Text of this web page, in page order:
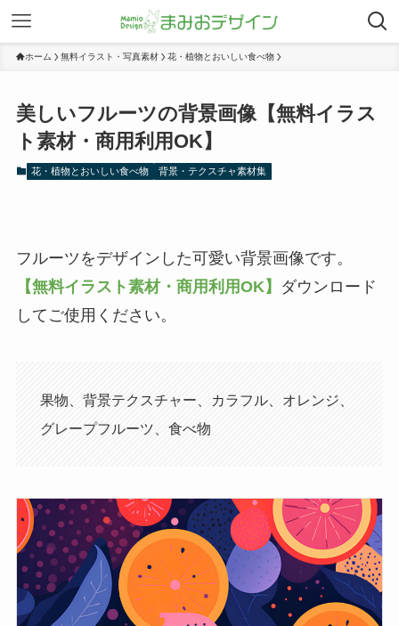
ホーム 無料イラスト・写真素材 花・植物とおいしい食べ物
美しいフルーツの背景画像【無料イラス
ト素材・商用利用OK】
花・植物とおいしい食べ物 背景・テクスチャ素材集
フルーツをデザインした可愛い背景画像です。
【無料イラスト素材・商用利用OK】
ダウンロード
してご使用ください。
果物、背景テクスチャー、カラフル、オレンジ、
グレープフルーツ、食べ物